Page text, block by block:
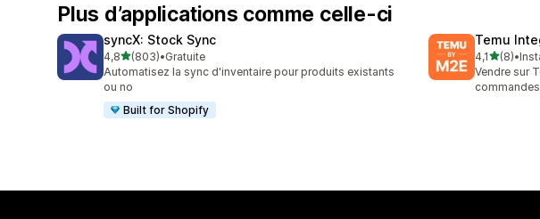
Plus d’applications comme celle-ci
syncX: Stock Sync
4,8étoile(s) sur 5
(803)
803 avis au total
•Gratuite
Automatisez la sync d'inventaire pour produits existants
ou no
Built for Shopify
Temu
4,1étoile(s)
(8)
8 avis au
•
Vendre sur
commandes